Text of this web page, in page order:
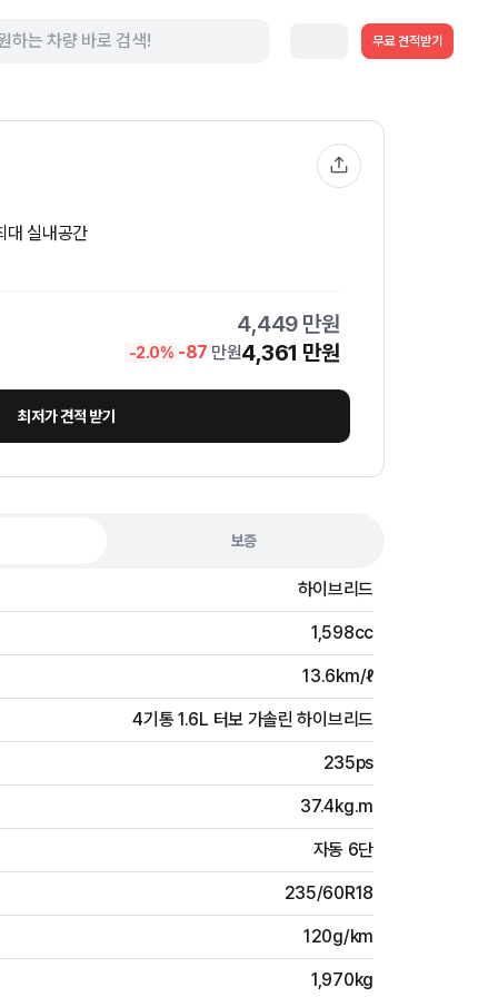
무료 견적받기
대 실내공간
4,449 만원
-2.0% -87 만원4,361 만원
최저가 견적 받기
보증
하이브리드
1,598cc
13.6km/ℓ
4기통 1.6L 터보 가솔린 하이브리드
235ps
37.4kg.m
자동 6단
235/60R18
120g/km
1,970kg